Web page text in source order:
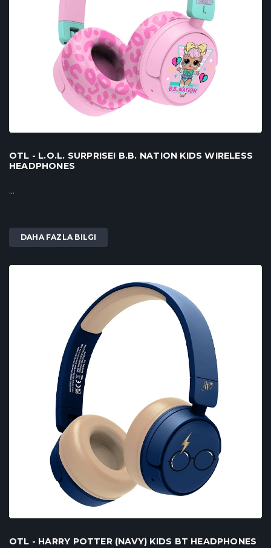
OTL - L.O.L. SURPRISE! B.B. NATION KIDS WIRELESS
HEADPHONES
...
DAHA FAZLA BILGI
OTL - HARRY POTTER (NAVY) KIDS BT HEADPHONES